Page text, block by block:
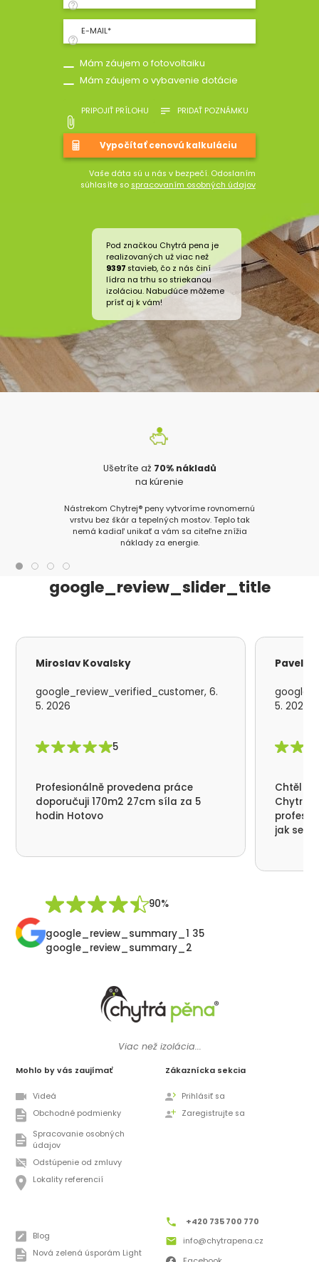
E-MAIL*
Mám záujem o fotovoltaiku
Mám záujem o vybavenie dotácie
PRIPOJIŤ PRÍLOHU PRIDAŤ POZNÁMKU
Vaše dáta sú u nás v bezpečí. Odoslaním
súhlasíte so spracovaním osobných údajov
Pod značkou Chytrá pena je
realizovaných už viac než
9397 stavieb, čo z nás činí
lídra na trhu so striekanou
izoláciou. Nabudúce môžeme
prísť aj k vám!
Ušetríte až 70% nákladů
na kúrenie
Nástrekom Chytrej® peny vytvoríme rovnomernú
vrstvu bez škár a tepelných mostov. Teplo tak
nemá kadiaľ unikať a vám sa citeľne znížia
náklady za energie.
google_review_slider_title
Miroslav Kovalsky
google_review_verified_customer, 6.
5. 2026
5
Profesionálně provedena práce
doporučuji 170m2 27cm síla za 5
hodin Hotovo
Pavel
5. 2026
Chtěl
Chytrá
jak se
90%
google_review_summary_1 35
google_review_summary_2
Viac než izolácia...
Mohlo by vás zaujímať
Videá
Obchodné podmienky
Spracovanie osobných
údajov
Odstúpenie od zmluvy
Lokality referencií
Zákaznícka sekcia
Prihlásiť sa
Zaregistrujte sa
Blog
Nová zelená úsporám Light
+420 735 700 770
info@chytrapena.cz